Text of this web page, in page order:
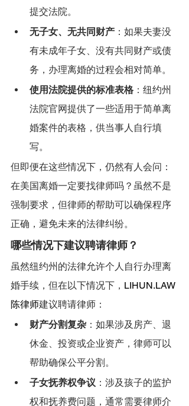
提交法院。
无子女、无共同财产 ：如果夫妻没
有未成年子女、没有共同财产或债
务，办理离婚的过程会相对简单。
使用法院提供的标准表格 ：纽约州
法院官网提供了一些适用于简单离
婚案件的表格，供当事人自行填
写。
但即便在这些情况下，仍然有人会问：
在美国离婚一定要找律师吗？虽然不是
强制要求，但律师的帮助可以确保程序
正确，避免未来的法律纠纷。
哪些情况下建议聘请律师？
虽然纽约州的法律允许个人自行办理离
婚手续，但在以下情况下， LIHUN.LAW
陈律师建议聘请律师：
财产分割复杂 ：如果涉及房产、退
休金、投资或企业资产，律师可以
帮助确保公平分割。
子女抚养权争议 ：涉及孩子的监护
权和抚养费问题，通常需要律师介